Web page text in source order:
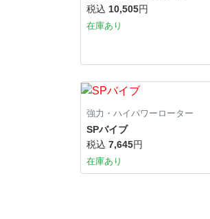
税込 10,505円
在庫あり
強力・ハイパワーローター
SPバイブ
税込 7,645円
在庫あり